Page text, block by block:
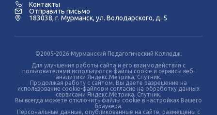
Контакты
Отправить письмо
183038, г. Мурманск, ул. Володарского, д. 5
©2005-2026 Мурманский Педагогический Колледж.
Для улучшения работы сайта и его взаимодействия с
пользователями используются файлы cookie и сервисы веб-
аналитики Яндекс.Метрика, Спутник.
Продолжая работу с сайтом, Вы даете разрешение на
использование cookie-файлов и согласие на обработку данных
сервисами Яндекс.Метрика, Спутник.
Вы всегда можете отключить файлы cookie в настройках Вашего
браузера.
Персональные данные, опубликованные на сайте, размещены с